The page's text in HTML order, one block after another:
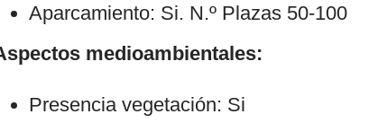
Aparcamiento: Si. N.º Plazas 50-100
medioambientales:
Presencia vegetación: Si